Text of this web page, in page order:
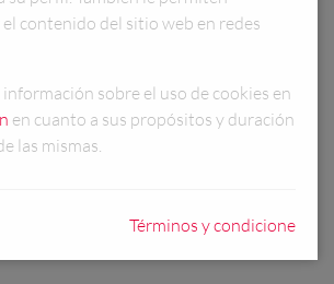
DEL PRODUCTO
contenido del sitio web en redes
sobre el uso de cookies en
en cuanto a sus propósitos y duración
las mismas.
Términos y condicione